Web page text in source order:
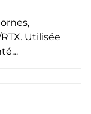
Utilisée